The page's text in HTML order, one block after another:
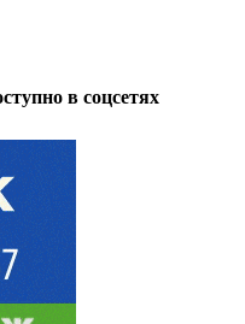
в соцсетях